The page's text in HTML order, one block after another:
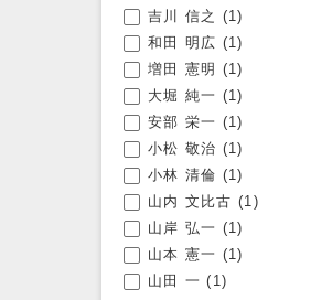
吉川 信之 (1)
和田 明広 (1)
増田 憲明 (1)
大堀 純一 (1)
安部 栄一 (1)
小松 敬治 (1)
小林 清倫 (1)
山内 文比古 (1)
山岸 弘一 (1)
山本 憲一 (1)
山田 一 (1)